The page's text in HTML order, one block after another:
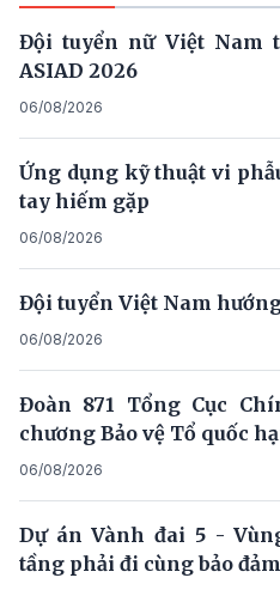
Đội tuyển nữ Việt Nam
ASIAD 2026
06/08/2026
Ứng dụng kỹ thuật vi
tay hiếm gặp
06/08/2026
Đội tuyển Việt Nam
06/08/2026
Đoàn 871 Tổng Cục
chương Bảo vệ Tổ quốc
06/08/2026
Dự án Vành đai 5 -
tầng phải đi cùng bảo